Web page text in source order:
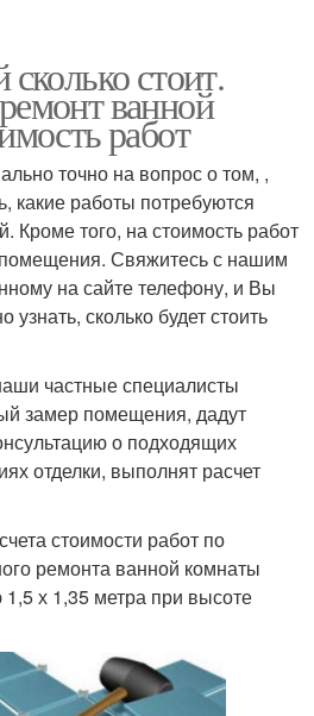
стоит.
ванной
работ
точно на вопрос о том, ,
какие работы потребуются
того, на стоимость работ
Свяжитесь с нашим
на сайте телефону, и Вы
узнать, сколько будет стоить
частные специалисты
замер помещения, дадут
о подходящих
отделки, выполнят расчет
стоимости работ по
ремонта ванной комнаты
х 1,35 метра при высоте